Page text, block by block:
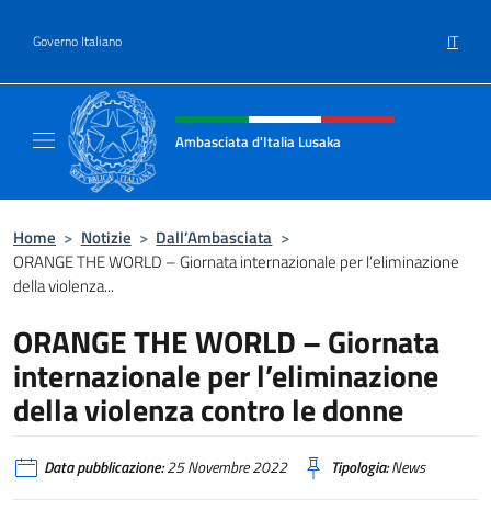
Governo Italiano IT
Intestazione sito, social e menù
Ambasciata d'Italia Lusaka
Home > Notizie > Dall’Ambasciata >
ORANGE THE WORLD – Giornata internazionale per l’eliminazione
della violenza...
ORANGE THE WORLD – Giornata
internazionale per l’eliminazione
della violenza contro le donne
Data pubblicazione:25 Novembre 2022 Tipologia:News